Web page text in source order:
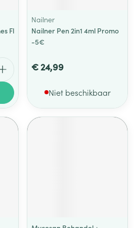
Fl
Nailner
Nailner Pen 2in1 4ml Promo
-5€
€ 24,99
Niet beschikbaar